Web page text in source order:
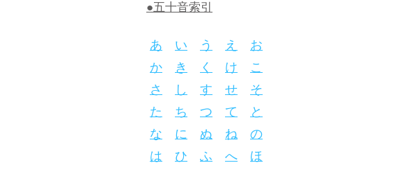
●五十音索引
あ い う え お
か き く け こ
さ し す せ そ
た ち つ て と
な に ぬ ね の
は ひ ふ へ ほ